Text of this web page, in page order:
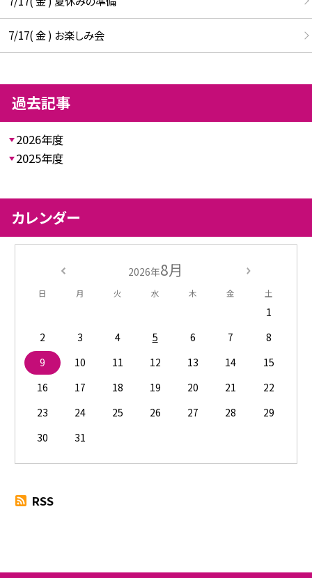
7/17( 金 ) お楽しみ会
過去記事
2026年度
2025年度
カレンダー
2026年8月
日 月 火 水 木 金 土
1
2
3 4 5 6 7
8
9
10 11 12 13 14
15
16
17 18 19 20 21
22
23
24 25 26 27 28
29
30
31
RSS